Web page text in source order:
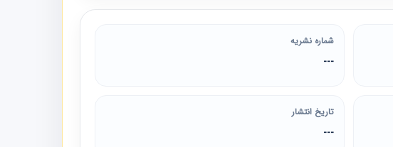
شماره نشریه
---
تاریخ انتشار
---